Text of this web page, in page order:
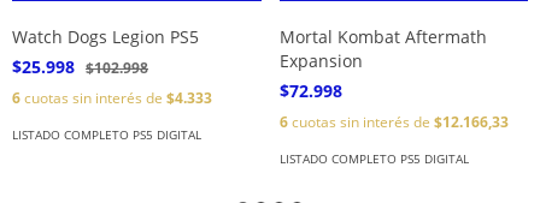
Watch Dogs Legion PS5
$25.998 $102.998
6cuotas sin interés de $4.333
LISTADO COMPLETO PS5 DIGITAL
Mortal Kombat Aftermath
Expansion
$72.998
6cuotas sin interés de $12.166,33
LISTADO COMPLETO PS5 DIGITAL